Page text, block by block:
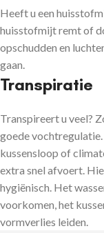
Heeft u een
huisstofmijt remt of
opschudden en
gaan.
Transpiratie
Transpireert u veel?
goede
kussensloop of
extra snel afvoert.
hygiënisch. Het
voorkomen, het
vormverlies leiden.